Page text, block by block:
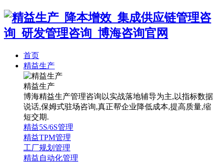
首页
精益生产
精益生产
博海精益生产管理咨询以实战落地辅导为主,以指标数据
说话,保姆式驻场咨询,真正帮企业降低成本,提高质量,缩
短交期.
精益5S/6S管理
精益TPM管理
工厂规划管理
精益自动化管理